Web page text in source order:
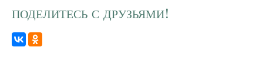
ПОДЕЛИТЕСЬ С ДРУЗЬЯМИ!